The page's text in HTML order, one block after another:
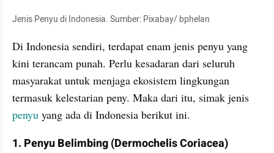
Jenis Penyu di Indonesia. Sumber: Pixabay/ bphelan
Di Indonesia sendiri, terdapat enam jenis penyu yang
kini terancam punah. Perlu kesadaran dari seluruh
masyarakat untuk menjaga ekosistem lingkungan
penyu yang ada di Indonesia berikut ini.
1. Penyu Belimbing (Dermochelis Coriacea)